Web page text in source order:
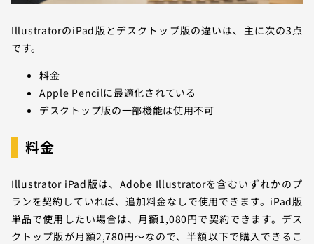
IllustratorのiPad版とデスクトップ版の違いは、主に次の3点
です。
料金
Apple Pencilに最適化されている
デスクトップ版の一部機能は使用不可
料金
Illustrator iPad版は、Adobe Illustratorを含むいずれかのプ
ランを契約していれば、追加料金なしで使用できます。iPad版
単品で使用したい場合は、月額1,080円で契約できます。デス
クトップ版が月額2,780円〜なので、半額以下で購入できるこ